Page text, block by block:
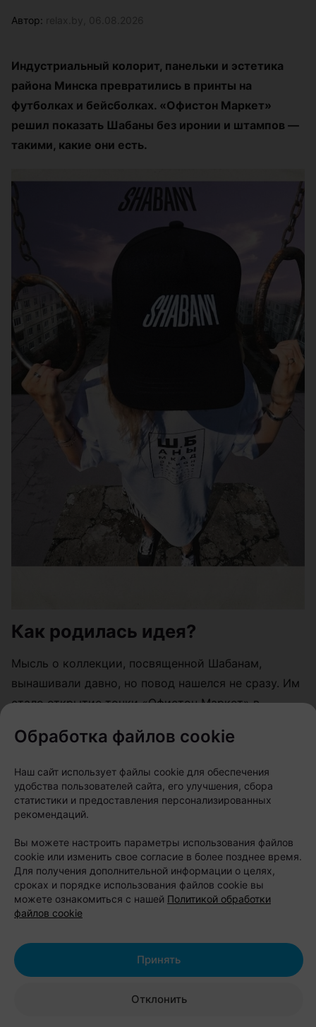
Автор:
Индустриальный колорит, панельки и эстетика
района Минска превратились в принты на
футболках и бейсболках. «Офистон Маркет»
решил показать Шабаны без иронии и штампов —
такими, какие они есть.
Как родилась идея?
Мысль о коллекции, посвященной Шабанам,
вынашивали давно, но повод нашелся не сразу. Им
стало открытие точки «Офистон Маркет» в
«Могилевская» — именно там теперь можно
проекта подчеркивают: это не рядовой сувенир, а
попытка честно рассказать о районе.
Обработка файлов cookie
Наш сайт использует файлы cookie для обеспечения
удобства пользователей сайта, его улучшения, сбора
статистики и предоставления персонализированных
рекомендаций.
Вы можете настроить параметры использования файлов
cookie или изменить свое согласие в более позднее время.
Для получения дополнительной информации о целях,
сроках и порядке использования файлов cookie вы
можете ознакомиться с нашей Политикой обработки
файлов cookie
Отклонить
Принять